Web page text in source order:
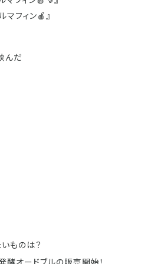
マフィン🍎』
んだ
ものは？
オードブルの販売開始！